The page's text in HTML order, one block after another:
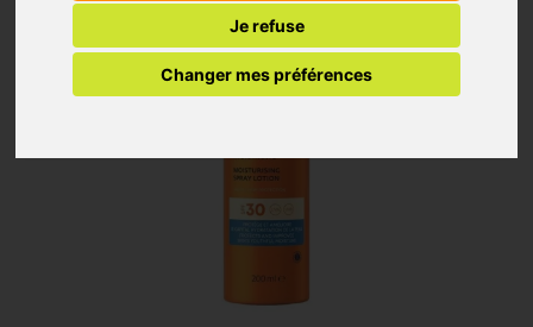
Je refuse
Changer mes préférences